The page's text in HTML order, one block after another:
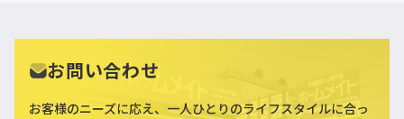
お問い合わせ
お客様のニーズに応え、一人ひとりのライフスタイルに合っ